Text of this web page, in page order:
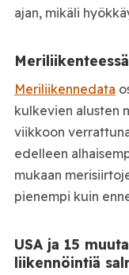
ajan, mikäli
Meriliikennedata
kulkevien alusten
viikkoon
edelleen
mukaan
pienempi kuin
USA ja 15
liikennöintiä